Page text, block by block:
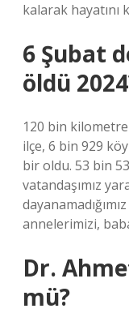
kalarak hayatını
6 Şubat
öldü
120 bin
ilçe, 6 bin 929
bir oldu. 53 bin
vatandaşımız
annelerimizi,
Dr.
mü?